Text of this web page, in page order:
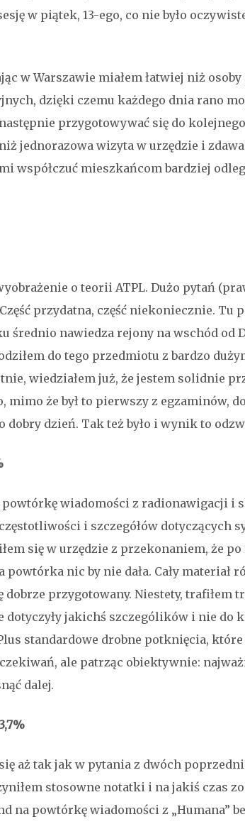
w piątek, 13-ego, co nie było
w Warszawie miałem łatwiej niż
dzięki czemu każdego dnia rano
przygotowywać się do
jednorazowa wizyta w urzędzie i
współczuć mieszkańcom bardziej
o teorii ATPL. Dużo pytań
przydatna, część niekoniecznie. Tu
średnio nawiedza rejony na wschód od
do tego przedmiotu z bardzo
wiedziałem już, że jestem solidnie
że był to pierwszy z egzaminów, do
dobry dzień. Tak też było i wynik to
wiadomości z radionawigacji i
i szczegółów dotyczących
się w urzędzie z przekonaniem, że
nic by nie dała. Cały materiał
przygotowany. Niestety, trafiłem
dotyczyły jakichś szczególików i nie do
standardowe drobne potknięcia, które
ale patrząc obiektywnie:
dalej.
aż tak jak w pytania z dwóch
stosowne notatki i na jakiś czas
na powtórkę wiadomości z „Humana”